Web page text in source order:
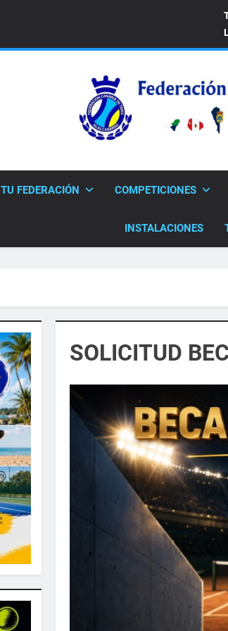
TU FEDERACIÓN COMPETICIONES
INSTALACIONES
SOLICITUD